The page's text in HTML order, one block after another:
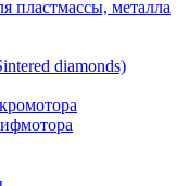
пластмассы, металла
diamonds)